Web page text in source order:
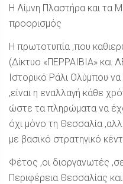
Η Λίμνη Πλαστήρα και τα
προορισμός
Η πρωτοτυπία ,που
(Δίκτυο «ΠΕΡΡΑΙΒΙΑ» και
Ιστορικό Ράλι Ολύμπου
,είναι η εναλλαγή κάθε
ώστε τα πληρώματα να
όχι μόνο τη Θεσσαλία
με βασικό στρατηγικό
Φέτος ,οι διοργανωτές
Περιφέρεια Θεσσαλίας